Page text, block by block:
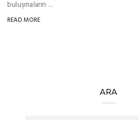
buluşmaların ...
READ MORE
ARA